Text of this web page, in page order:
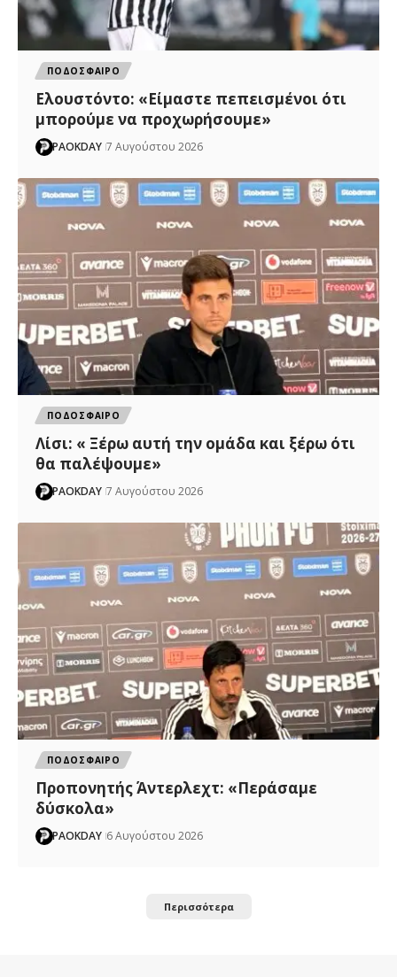
ΠΟΔΟΣΦΑΙΡΟ
Ελουστόντο: «Είμαστε πεπεισμένοι ότι
μπορούμε να προχωρήσουμε»
PAOKDAY 7 Αυγούστου 2026
ΠΟΔΟΣΦΑΙΡΟ
Λίσι: « Ξέρω αυτή την ομάδα και ξέρω ότι
θα παλέψουμε»
PAOKDAY 7 Αυγούστου 2026
ΠΟΔΟΣΦΑΙΡΟ
Προπονητής Άντερλεχτ: «Περάσαμε
δύσκολα»
PAOKDAY 6 Αυγούστου 2026
Περισσότερα